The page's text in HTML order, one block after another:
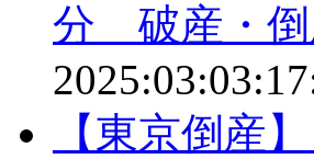
分 破産・倒
【東京倒産